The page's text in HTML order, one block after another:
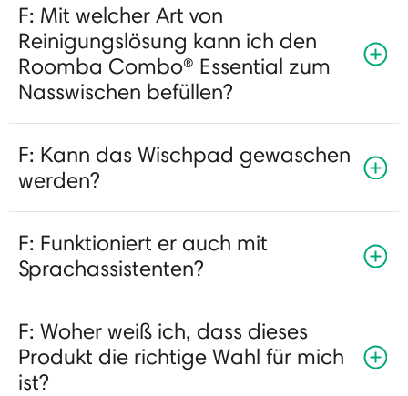
F: Mit welcher Art von
Reinigungslösung kann ich den
Roomba Combo® Essential zum
Nasswischen befüllen?
F: Kann das Wischpad gewaschen
werden?
F: Funktioniert er auch mit
Sprachassistenten?
F: Woher weiß ich, dass dieses
Produkt die richtige Wahl für mich
ist?